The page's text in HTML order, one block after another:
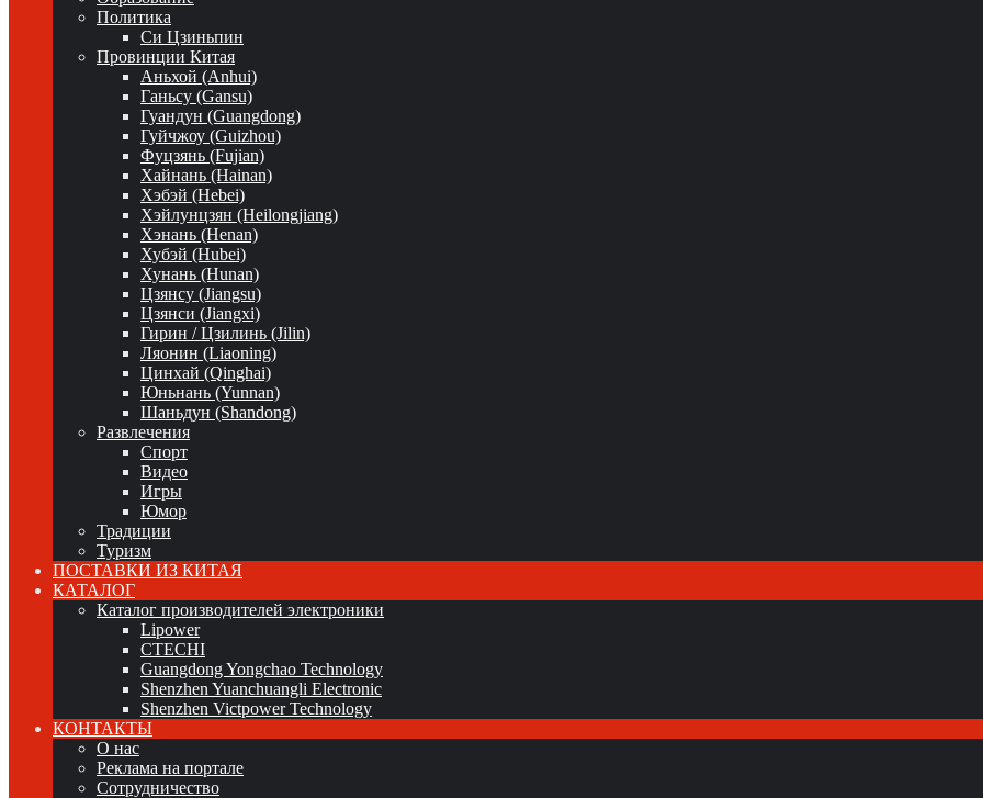
Политика
Си Цзиньпин
Провинции Китая
Аньхой (Anhui)
Ганьсу (Gansu)
Гуандун (Guangdong)
Гуйчжоу (Guizhou)
Фуцзянь (Fujian)
Хайнань (Hainan)
Хэбэй (Hebei)
Хэйлунцзян (Heilongjiang)
Хэнань (Henan)
Хубэй (Hubei)
Хунань (Hunan)
Цзянсу (Jiangsu)
Цзянси (Jiangxi)
Гирин / Цзилинь (Jilin)
Ляонин (Liaoning)
Цинхай (Qinghai)
Юньнань (Yunnan)
Шаньдун (Shandong)
Развлечения
Спорт
Видео
Игры
Юмор
Традиции
Туризм
ПОСТАВКИ ИЗ КИТАЯ
КАТАЛОГ
Каталог производителей электроники
Lipower
CTECHI
Guangdong Yongchao Technology
Shenzhen Yuanchuangli Electronic
Shenzhen Victpower Technology
КОНТАКТЫ
О нас
Реклама на портале
Сотрудничество